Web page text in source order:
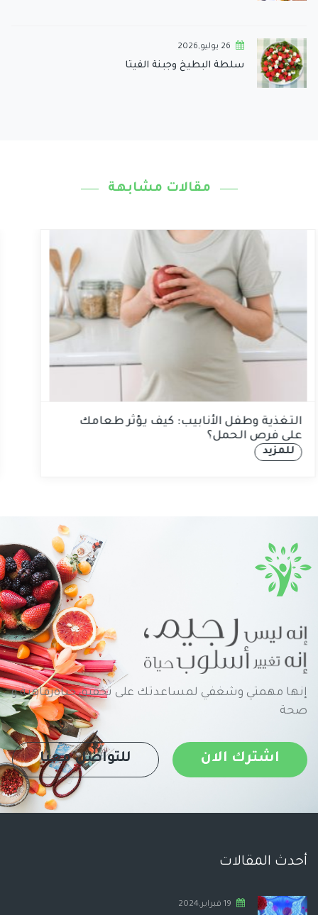
26 يوليو,2026
سلطة البطيخ وجبنة الفيتا
مقالات مشابهة
التغذية وطفل الأنابيب: كيف يؤثر طعامك
على فرص الحمل؟
للمزيد
إنها مهمتي وشغفي لمساعدتك على تحقيق حياةرفاهية و
صحة
اشترك الان للتواصل معنا
أحدث المقالات
19 فبراير,2024